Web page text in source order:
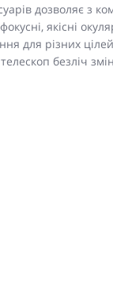
дозволяє з
якісні
для різних
безліч